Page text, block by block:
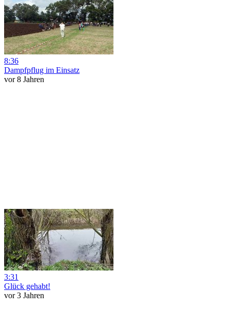
8:36
Dampfpflug im Einsatz
vor 8 Jahren
3:31
Glück gehabt!
vor 3 Jahren